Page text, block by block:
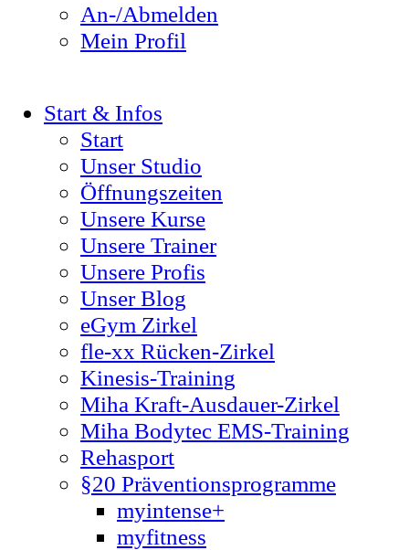
An-/Abmelden
Mein Profil
Start & Infos
Start
Unser Studio
Öffnungszeiten
Unsere Kurse
Unsere Trainer
Unsere Profis
Unser Blog
eGym Zirkel
fle-xx Rücken-Zirkel
Kinesis-Training
Miha Kraft-Ausdauer-Zirkel
Miha Bodytec EMS-Training
Rehasport
§20 Präventionsprogramme
myintense+
myfitness